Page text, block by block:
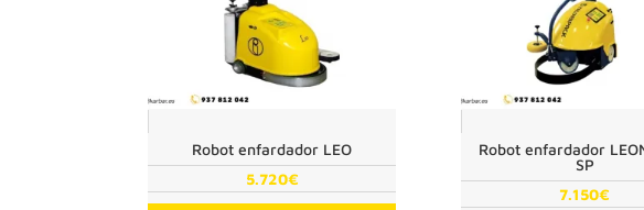
Robot enfardador LEO
5.720€
Robot enfardador
SP
7.150€